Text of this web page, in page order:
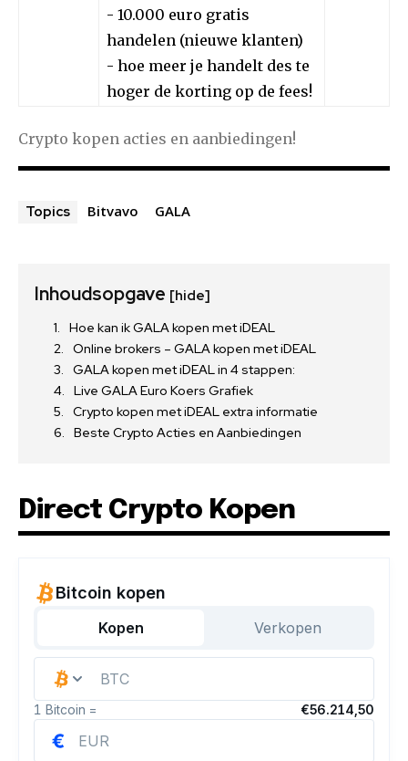
- 10.000 euro gratis
handelen (nieuwe klanten)
- hoe meer je handelt des te
hoger de korting op de fees!
Crypto kopen acties en aanbiedingen!
Topics Bitvavo GALA
Inhoudsopgave [hide]
Hoe kan ik GALA kopen met iDEAL
Online brokers – GALA kopen met iDEAL
GALA kopen met iDEAL in 4 stappen:
Live GALA Euro Koers Grafiek
Crypto kopen met iDEAL extra informatie
Beste Crypto Acties en Aanbiedingen
Direct Crypto Kopen